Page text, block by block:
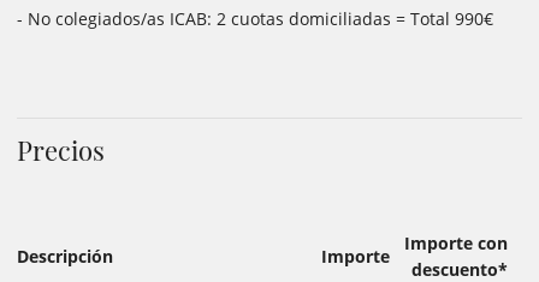
- No colegiados/as ICAB: 2 cuotas domiciliadas = Total 990€
Precios
Descripción Importe
Importe con
descuento*